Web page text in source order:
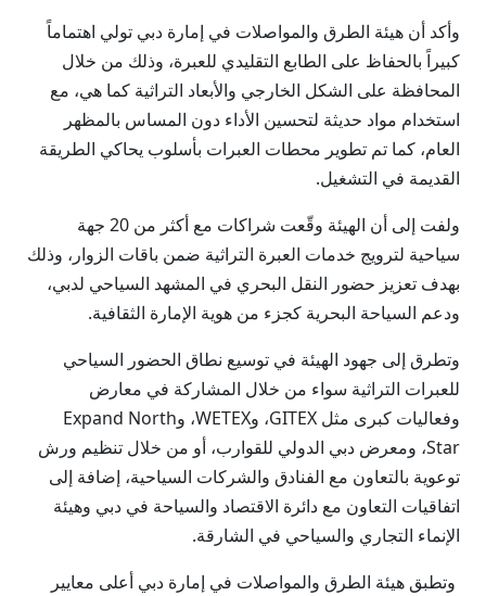
وأكد أن هيئة الطرق والمواصلات في إمارة دبي تولي اهتماماً
كبيراً بالحفاظ على الطابع التقليدي للعبرة، وذلك من خلال
المحافظة على الشكل الخارجي والأبعاد التراثية كما هي، مع
استخدام مواد حديثة لتحسين الأداء دون المساس بالمظهر
العام، كما تم تطوير محطات العبرات بأسلوب يحاكي الطريقة
القديمة في التشغيل.
ولفت إلى أن الهيئة وقّعت شراكات مع أكثر من 20 جهة
سياحية لترويج خدمات العبرة التراثية ضمن باقات الزوار، وذلك
بهدف تعزيز حضور النقل البحري في المشهد السياحي لدبي،
ودعم السياحة البحرية كجزء من هوية الإمارة الثقافية.
وتطرق إلى جهود الهيئة في توسيع نطاق الحضور السياحي
للعبرات التراثية سواء من خلال المشاركة في معارض
وفعاليات كبرى مثل GITEX، وWETEX، وExpand North
Star، ومعرض دبي الدولي للقوارب، أو من خلال تنظيم ورش
توعوية بالتعاون مع الفنادق والشركات السياحية، إضافة إلى
اتفاقيات التعاون مع دائرة الاقتصاد والسياحة في دبي وهيئة
الإنماء التجاري والسياحي في الشارقة.
وتطبق هيئة الطرق والمواصلات في إمارة دبي أعلى معايير